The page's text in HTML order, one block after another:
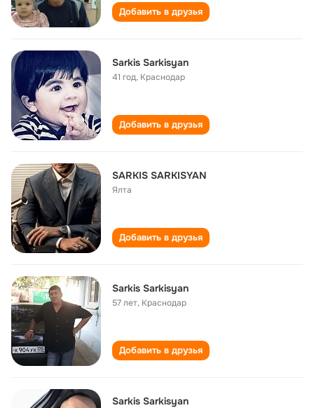
Добавить в друзья
Sarkis Sarkisyan
41 год, Краснодар
Добавить в друзья
SARKIS SARKISYAN
Ялта
Добавить в друзья
Sarkis Sarkisyan
57 лет, Краснодар
Добавить в друзья
Sarkis Sarkisyan